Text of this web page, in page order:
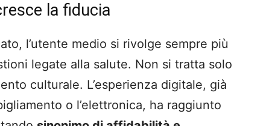
la fiducia
l’utente medio si rivolge sempre più
legate alla salute. Non si tratta solo
culturale. L’esperienza digitale, già
o l’elettronica, ha raggiunto